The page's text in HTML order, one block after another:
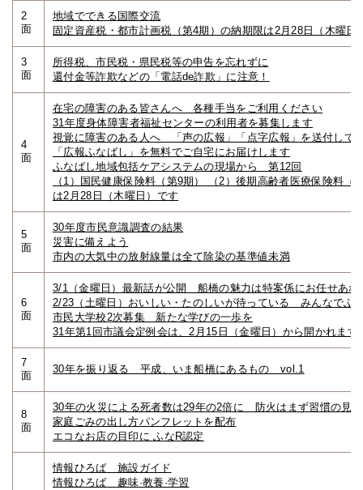
2
面
地域でできる国際交流
固定資産税・都市計画税（第4期）の納期限は2月28日（木曜日
3
面
所得税、市民税・県民税等の申告を忘れずに
還付金等詐欺などの「電話de詐欺」に注意！
4
面
在宅の障害のある皆さんへ 各種手当をご利用ください
31年度身体障害者福祉センターの利用者を募集します
視覚に障害のある人へ 「声の広報」「点字広報」を送付して
「広報ふなばし」を無料でご自宅にお届けします
ふなばし地域包括ケアシステムの現場から 第12回
（1）国民健康保険料（第9期） （2）後期高齢者医療保険料
は2月28日（木曜日）です
5
面
30年度市民意識調査の結果
災害に備えよう
市内の大気中の放射線量は全て除染の基準値未満
6
面
3/1（金曜日）最新話が公開 船橋の魅力は特案係にお任せあれ
2/23（土曜日）おいしい・たのしいが待っている みんなでふ
市民大学校2次募集 新たな学びの一歩を
31年第1回市議会定例会は、2月15日（金曜日）から開かれます
7
面
30年を振り返る 平成、いま船橋にあるもの vol.1
8
面
30年の火災による死者数は29年の2倍に 防火はまず習慣の見
家庭ごみの出し方パンフレットを配布
エコなお店の目印に ふなR認定
情報ひろば 施設ガイド
情報ひろば 趣味·教養·学習